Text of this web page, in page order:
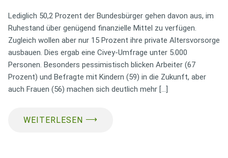
Lediglich 50,2 Prozent der Bundesbürger gehen davon aus, im
Ruhestand über genügend finanzielle Mittel zu verfügen.
Zugleich wollen aber nur 15 Prozent ihre private Altersvorsorge
ausbauen. Dies ergab eine Civey-Umfrage unter 5.000
Personen. Besonders pessimistisch blicken Arbeiter (67
Prozent) und Befragte mit Kindern (59) in die Zukunft, aber
auch Frauen (56) machen sich deutlich mehr […]
WEITERLESEN ⟶